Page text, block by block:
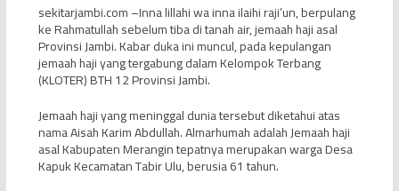
sekitarjambi.com –Inna lillahi wa inna ilaihi raji’un, berpulang
ke Rahmatullah sebelum tiba di tanah air, jemaah haji asal
Provinsi Jambi. Kabar duka ini muncul, pada kepulangan
jemaah haji yang tergabung dalam Kelompok Terbang
(KLOTER) BTH 12 Provinsi Jambi.
Jemaah haji yang meninggal dunia tersebut diketahui atas
nama Aisah Karim Abdullah. Almarhumah adalah Jemaah haji
asal Kabupaten Merangin tepatnya merupakan warga Desa
Kapuk Kecamatan Tabir Ulu, berusia 61 tahun.